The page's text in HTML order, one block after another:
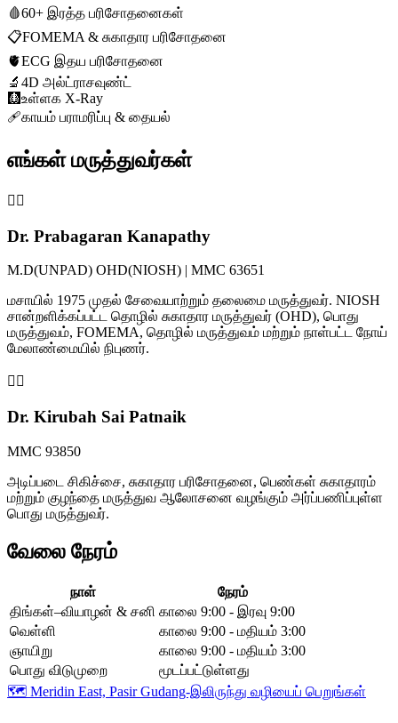
🩸60+ இரத்த பரிசோதனைகள்
📋FOMEMA & சுகாதார பரிசோதனை
🫀ECG இதய பரிசோதனை
🔬 4D அல்ட்ராசவுண்ட்
🩻உள்ளக X-Ray
🩹காயம் பராமரிப்பு & தையல்
எங்கள் மருத்துவர்கள்
👨‍⚕️
Dr. Prabagaran Kanapathy
M.D(UNPAD) OHD(NIOSH) | MMC 63651
மசாயில் 1975 முதல் சேவையாற்றும் தலைமை மருத்துவர். NIOSH
சான்றளிக்கப்பட்ட தொழில் சுகாதார மருத்துவர் (OHD), பொது
மருத்துவம், FOMEMA, தொழில் மருத்துவம் மற்றும் நாள்பட்ட நோய்
மேலாண்மையில் நிபுணர்.
👩‍⚕️
Dr. Kirubah Sai Patnaik
MMC 93850
அடிப்படை சிகிச்சை, சுகாதார பரிசோதனை, பெண்கள் சுகாதாரம்
மற்றும் குழந்தை மருத்துவ ஆலோசனை வழங்கும் அர்ப்பணிப்புள்ள
பொது மருத்துவர்.
வேலை நேரம்
நாள்
நேரம்
திங்கள்–வியாழன் & சனி காலை 9:00 - இரவு 9:00
வெள்ளி
காலை 9:00 - மதியம் 3:00
ஞாயிறு
காலை 9:00 - மதியம் 3:00
பொது விடுமுறை
மூடப்பட்டுள்ளது
🗺️ Meridin East, Pasir Gudang-இலிருந்து வழியைப் பெறுங்கள்